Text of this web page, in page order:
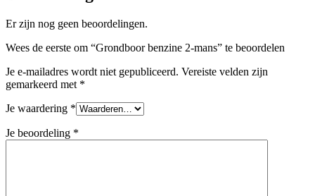
Er zijn nog geen beoordelingen.
Wees de eerste om “Grondboor benzine 2-mans” te beoordelen
Je e-mailadres wordt niet gepubliceerd. Vereiste velden zijn
gemarkeerd met *
Je waardering *
Je beoordeling *